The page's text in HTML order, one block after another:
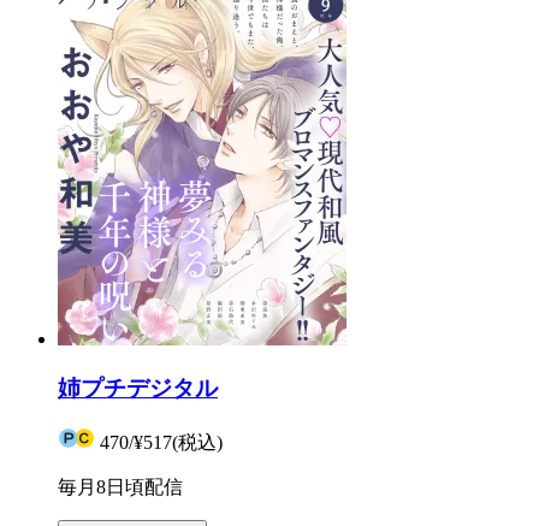
姉プチデジタル
470/¥517(税込)
毎月8日頃配信